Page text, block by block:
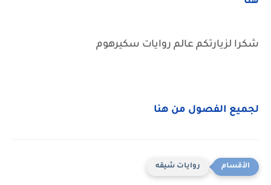
شكرا لزيارتكم عالم روايات سكيرهوم
لجميع الفصول من هنا
روايات شيقه